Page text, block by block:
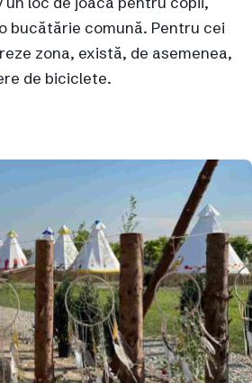
bucătărie comună. Pentru cei
zona, există, de asemenea,
de biciclete.